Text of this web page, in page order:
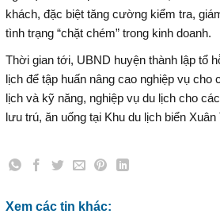
khách, đặc biệt tăng cường kiểm tra,
tình trạng “chặt chém” trong kinh doanh.
Thời gian tới, UBND huyện thành lập tổ
lịch để tập huấn nâng cao nghiệp vụ cho
lịch và kỹ năng, nghiệp vụ du lịch cho
lưu trú, ăn uống tại Khu du lịch biển Xuân
Xem các tin khác: